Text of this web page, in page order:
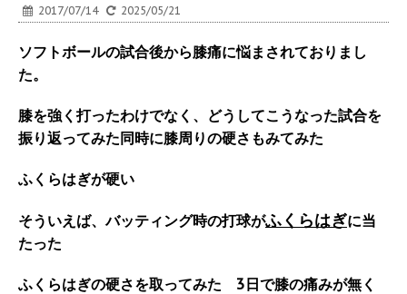
2017/07/14 2025/05/21
ソフトボールの試合後から膝痛に悩まされておりまし
た。
膝を強く打ったわけでなく、どうしてこうなった試合を
振り返ってみた同時に膝周りの硬さもみてみた
ふくらはぎが硬い
そういえば、バッティング時の打球がふくらはぎに当
たった
ふくらはぎの硬さを取ってみた 3日で膝の痛みが無く